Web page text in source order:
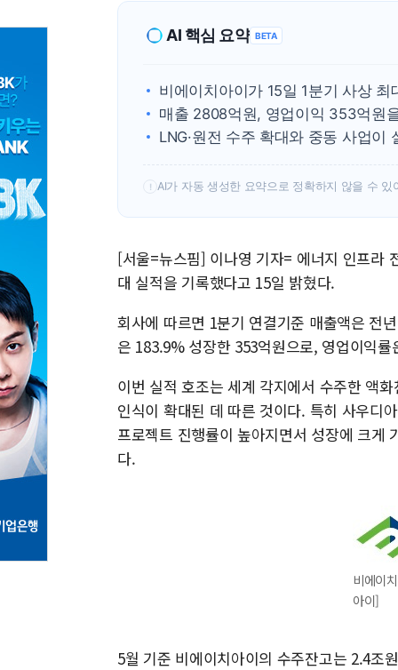
AI 핵심 요약 BETA
비에이치아이가 15일 1분기 사상 최
매출 2808억원, 영업이익 353억원
LNG·원전 수주 확대와 중동 사업이
! AI가 자동 생성한 요약으로 정확하지 않을 수 있
[서울=뉴스핌] 이나영 기자= 에너지 인프라
대 실적을 기록했다고 15일 밝혔다.
회사에 따르면 1분기 연결기준 매출액은 전
은 183.9% 성장한 353억원으로, 영업이익
이번 실적 호조는 세계 각지에서 수주한 액
인식이 확대된 데 따른 것이다. 특히 사우디
프로젝트 진행률이 높아지면서 성장에 크게
다.
비에이
아이]
5월 기준 비에이치아이의 수주잔고는 2.4조